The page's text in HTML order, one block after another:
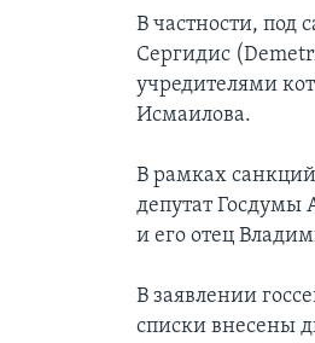
В частности, под
Сергидис
учредителями
Исмаилова.
В рамках
депутат Госдумы
и его отец
В заявлении
списки внесены